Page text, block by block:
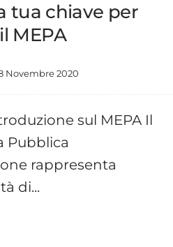
tua chiave per
MEPA
Novembre 2020
sul MEPA Il
Pubblica
rappresenta
di...